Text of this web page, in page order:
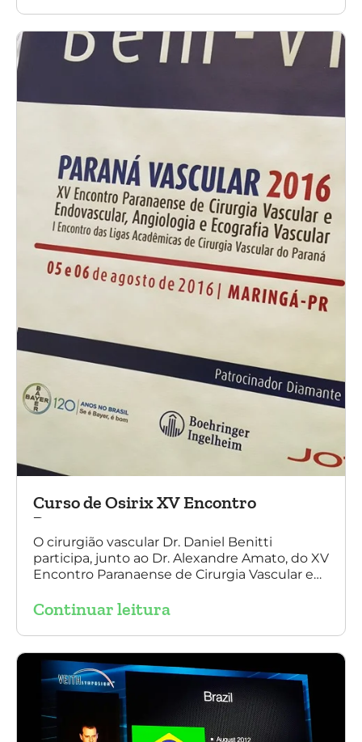
Curso de Osirix XV Encontro
Paranaense
O cirurgião vascular Dr. Daniel Benitti
participa, junto ao Dr. Alexandre Amato, do XV
Encontro Paranaense de Cirurgia Vascular e
Continuar leitura